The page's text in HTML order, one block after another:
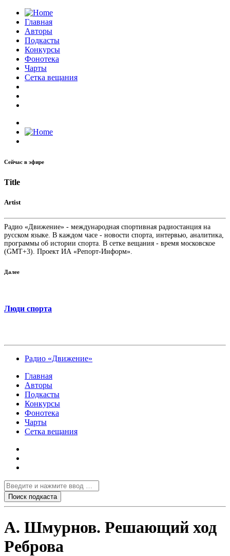
Главная
Авторы
Подкасты
Конкурсы
Фонотека
Чарты
Сетка вещания
Сейчас в эфире
Title
Artist
Радио «Движение» - международная спортивная радиостанция на
русском языке. В каждом часе - новости спорта, интервью, аналитика,
программы об истории спорта. В сетке вещания - время московское
(GMT+3). Проект ИА «Репорт-Информ».
Далее
Люди спорта
Радио «Движение»
Главная
Авторы
Подкасты
Конкурсы
Фонотека
Чарты
Сетка вещания
А. Шмурнов. Решающий ход
Реброва